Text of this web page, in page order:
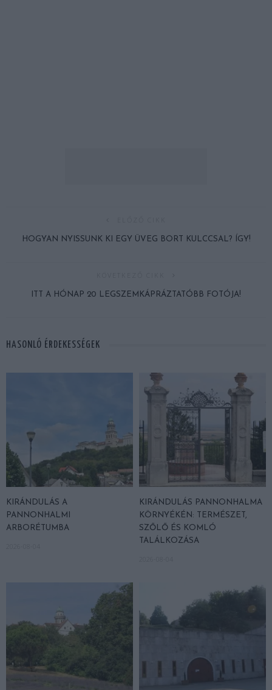
HOGYAN NYISSUNK KI EGY ÜVEG BORT KULCCSAL? ÍGY!
ITT A HÓNAP 20 LEGSZEMKÁPRÁZTATÓBB FOTÓJA!
HASONLÓ ÉRDEKESSÉGEK
KIRÁNDULÁS A
PANNONHALMI
ARBORÉTUMBA
KIRÁNDULÁS PANNONHALMA
KÖRNYÉKÉN: TERMÉSZET,
SZŐLŐ ÉS KOMLÓ
TALÁLKOZÁSA